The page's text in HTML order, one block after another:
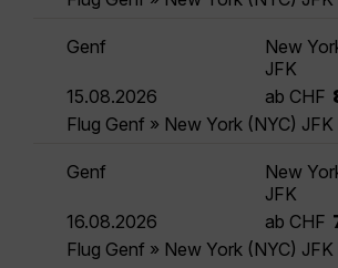
Genf
New
JFK
15.08.2026
ab CHF
Flug Genf » New York (NYC)
Genf
New
JFK
16.08.2026
ab CHF
Flug Genf » New York (NYC)